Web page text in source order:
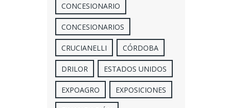
CONCESIONARIO
CONCESIONARIOS
CRUCIANELLI CÓRDOBA
DRILOR ESTADOS UNIDOS
EXPOAGRO EXPOSICIONES